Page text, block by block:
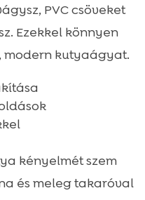
PVC csöveket
Ezekkel könnyen
modern kutyaágyat.
kényelmét szem
és meleg takaróval